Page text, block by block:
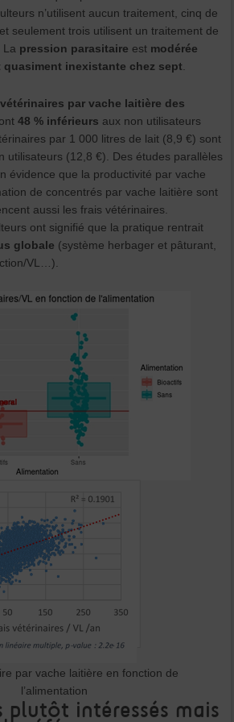
n’utilisent aucun traitement, cinq de
seulement trois utilisent un traitement de
La pression parasitaire est modérée
quasiment inexistante chez sept
par vache laitière des
48 % inférieurs aux non utilisateurs
par 1 000 litres de lait (8,9 €) sont
utilisateurs (12,8 €). Des études parallèles
évidence que la productivité par vache
de concentrés par vache laitière sont
aussi les frais vétérinaires.
ont signifié que la pratique rentrait
globale (système herbager et pâturant,
VL…).
par vache laitière en fonction de
l’alimentation
plutôt intéressés mais